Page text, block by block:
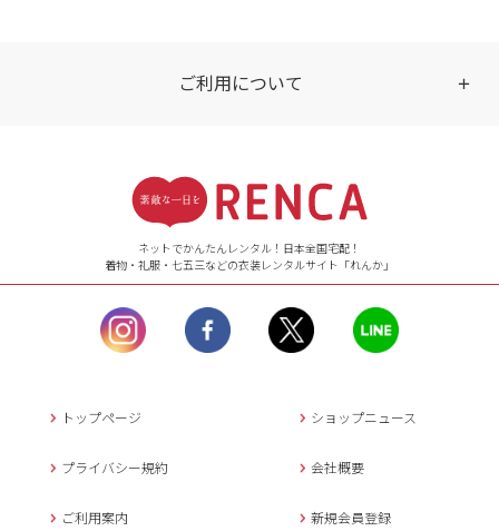
ご利用について
【ご注文（インターネット）】
24時間年中無休
【お問い合わせ窓口（メー
ル）】10:00~17:00
土曜日、日曜日、臨
時休業日を除く。
営業時間外にいただ
返信させていただきま
年末年始、大型連休
ネットでかんたんレンタル！日本全国宅配！
着物・礼服・七五三などの衣装レンタルサイト「れんか」
トップページ ショップニュース
プライバシー規約 会社概要
ご利用案内 新規会員登録